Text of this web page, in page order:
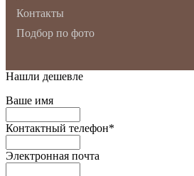
Контакты
Подбор по фото
Нашли дешевле
Ваше имя
Контактный телефон*
Электронная почта